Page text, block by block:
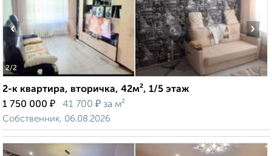
2/2
‹ ›
2-к квартира, вторичка, 42м², 1/5 этаж
1 750 000 ₽ 41 700 ₽ за м²
Собственник, 06.08.2026